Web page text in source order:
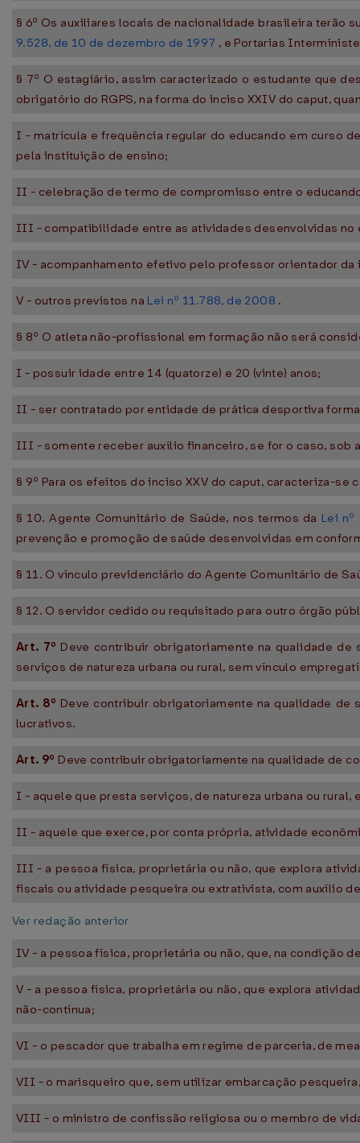
§ 6º Os auxiliares locais de nacionalidade brasileira terão
9.528, de 10 de dezembro de 1997 , e Portarias
§ 7º O estagiário, assim caracterizado o estudante que
obrigatório do RGPS, na forma do inciso XXIV do caput,
I - matrícula e frequência regular do educando em curso
pela instituição de ensino;
II - celebração de termo de compromisso entre o
III - compatibilidade entre as atividades desenvolvidas
IV - acompanhamento efetivo pelo professor orientador
V - outros previstos na Lei nº 11.788, de 2008 .
§ 8º O atleta não-profissional em formação não será
I - possuir idade entre 14 (quatorze) e 20 (vinte) anos;
II - ser contratado por entidade de prática desportiva
III - somente receber auxílio financeiro, se for o caso, sob
§ 9º Para os efeitos do inciso XXV do caput, caracteriza-
§ 10. Agente Comunitário de Saúde, nos termos da Lei
prevenção e promoção de saúde desenvolvidas em
§ 11. O vínculo previdenciário do Agente Comunitário de
§ 12. O servidor cedido ou requisitado para outro órgão
Art. 7º Deve contribuir obrigatoriamente na qualidade
serviços de natureza urbana ou rural, sem vínculo
Art. 8º Deve contribuir obrigatoriamente na qualidade
lucrativos.
Art. 9º Deve contribuir obrigatoriamente na qualidade de
I - aquele que presta serviços, de natureza urbana ou
II - aquele que exerce, por conta própria, atividade
III - a pessoa física, proprietária ou não, que explora
fiscais ou atividade pesqueira ou extrativista, com auxílio
Ver redação anterior
IV - a pessoa física, proprietária ou não, que, na condição
V - a pessoa física, proprietária ou não, que explora
não-contínua;
VI - o pescador que trabalha em regime de parceria, de
VII - o marisqueiro que, sem utilizar embarcação
VIII - o ministro de confissão religiosa ou o membro de